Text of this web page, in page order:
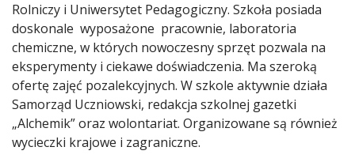
Rolniczy i Uniwersytet Pedagogiczny. Szkoła posiada
doskonale wyposażone pracownie, laboratoria
chemiczne, w których nowoczesny sprzęt pozwala na
eksperymenty i ciekawe doświadczenia. Ma szeroką
ofertę zajęć pozalekcyjnych. W szkole aktywnie działa
Samorząd Uczniowski, redakcja szkolnej gazetki
„Alchemik” oraz wolontariat. Organizowane są również
wycieczki krajowe i zagraniczne.